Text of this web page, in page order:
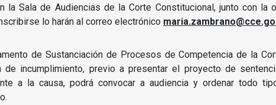
la Sala de Audiencias de la Corte Constitucional, junto con la
lo harán al correo electrónico
de Sustanciación de Procesos de Competencia de la
incumplimiento, previo a presentar el proyecto de
a la causa, podrá convocar a audiencia y ordenar todo